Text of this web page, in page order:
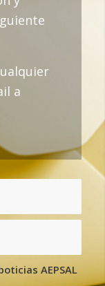
a
AEPSAL